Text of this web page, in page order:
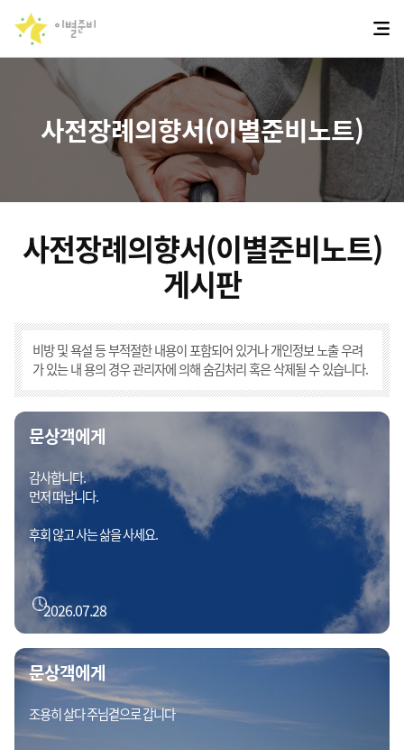
사전장례의향서(이별준비노트)
사전장례의향서(이별준비노트)
게시판
비방 및 욕설 등 부적절한 내용이 포함되어 있거나 개인정보 노출 우려
가 있는 내 용의 경우 관리자에 의해 숨김처리 혹은 삭제될 수 있습니다.
문상객에게
감사합니다.
먼저 떠납니다.
후회 않고 사는 삶을 사세요.
2026.07.28
문상객에게
조용히 살다 주님곁으로 갑니다